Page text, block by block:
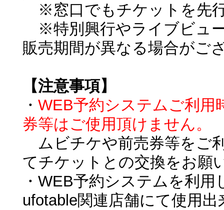
※窓口でもチケットを先
※特別興行やライブビュ
販売期間が異なる場合がご
【注意事項】
・ WEB予約システムご利用
券等はご使用頂けません。
ムビチケや前売券等をご
てチケットとの交換をお願
・WEB予約システムを利
ufotable関連店舗にて使用出